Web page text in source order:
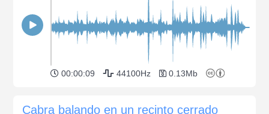
00:00:09 44100Hz 0.13Mb
Cabra balando en un recinto cerrado